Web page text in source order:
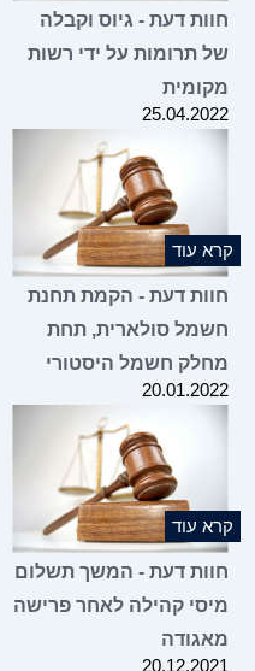
דעת - גיוס וקבלה
תרומות על ידי רשות
עוד
דעת - הקמת תחנת
סולארית, תחת
חשמל היסטורי
עוד
דעת - המשך תשלום
קהילה לאחר פרישה